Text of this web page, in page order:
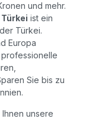
und mehr.
ist ein
Türkei.
Europa
professionelle
Sie bis zu
unsere